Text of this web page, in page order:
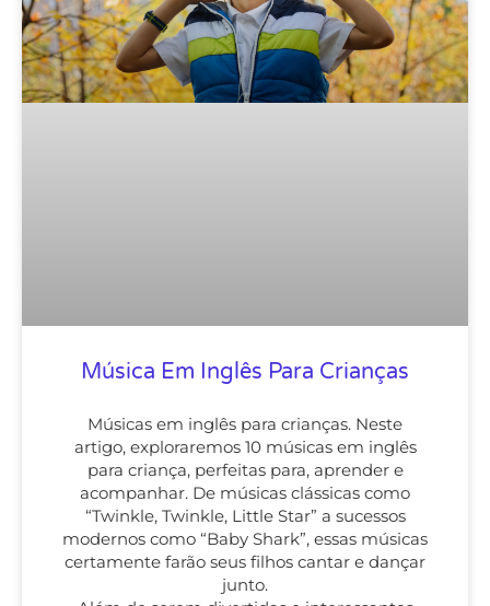
Música Em Inglês Para Crianças
Músicas em inglês para crianças. Neste
artigo, exploraremos 10 músicas em inglês
para criança, perfeitas para, aprender e
acompanhar. De músicas clássicas como
“Twinkle, Twinkle, Little Star” a sucessos
modernos como “Baby Shark”, essas músicas
certamente farão seus filhos cantar e dançar
junto.